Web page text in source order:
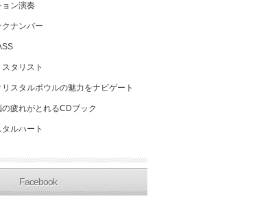
ョン演奏
クナンバー
タリスト
スタルボウルの魅力をナビゲート
疲れがとれるCDブック
ルハート
Facebook